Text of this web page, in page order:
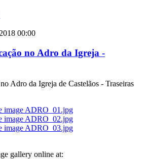
00:00
no Adro da Igreja -
Adro da Igreja de Castelãos - Traseiras
gallery online at: